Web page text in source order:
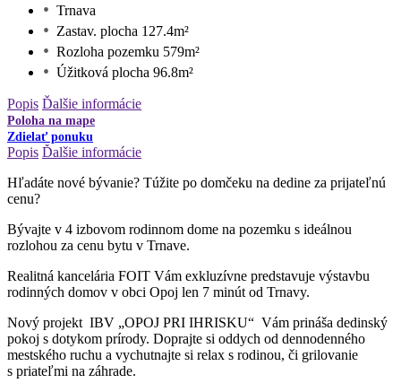
Trnava
Zastav. plocha 127.4m²
Rozloha pozemku 579m²
Úžitková plocha 96.8m²
Popis Ďalšie informácie
Poloha na mape
Zdielať ponuku
Popis Ďalšie informácie
Hľadáte nové bývanie? Túžite po domčeku na dedine za prijateľnú
cenu?
Bývajte v 4 izbovom rodinnom dome na pozemku s ideálnou
rozlohou za cenu bytu v Trnave.
Realitná kancelária FOIT Vám exkluzívne predstavuje výstavbu
rodinných domov v obci Opoj len 7 minút od Trnavy.
Nový projekt IBV „OPOJ PRI IHRISKU“ Vám prináša dedinský
pokoj s dotykom prírody. Doprajte si oddych od dennodenného
mestského ruchu a vychutnajte si relax s rodinou, či grilovanie
s priateľmi na záhrade.